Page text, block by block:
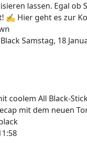
lassen. Egal ob
✍ Hier geht es zur
Samstag, 18
coolem All Black-
mit dem neuen